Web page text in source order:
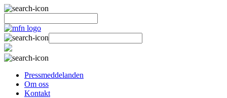
Pressmeddelanden
Om oss
Kontakt